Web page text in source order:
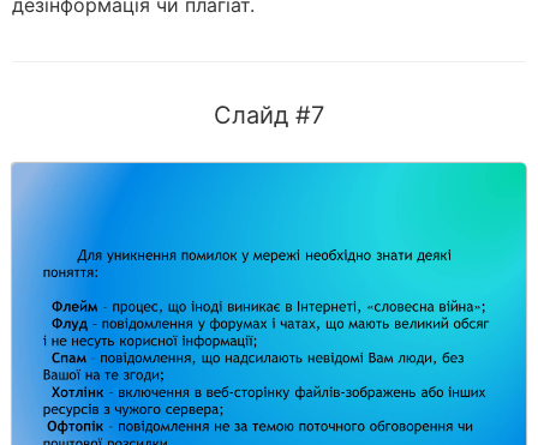
дезінформація чи плагіат.
Слайд #7